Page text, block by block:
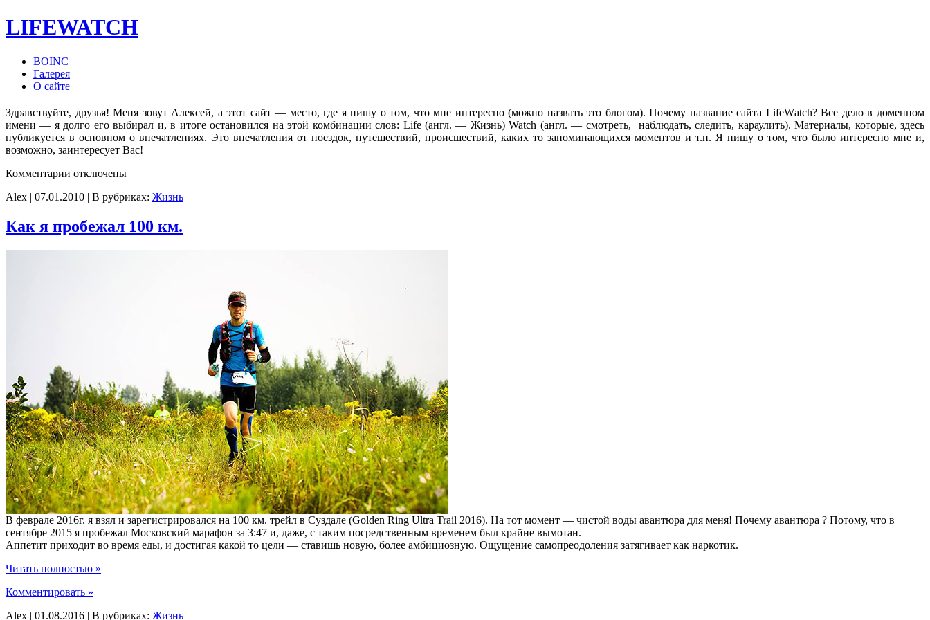
LIFEWATCH
BOINC
Галерея
О сайте
Здравствуйте, друзья! Меня зовут Алексей, а этот сайт — место, где я пишу о том, что мне интересно (можно назвать это блогом). Почему название сайта LifeWаtch? Все дело в доменном
имени — я долго его выбирал и, в итоге остановился на этой комбинации слов: Life (англ. — Жизнь) Watch (англ. — смотреть, наблюдать, следить, караулить). Материалы, которые, здесь
публикуется в основном о впечатлениях. Это впечатления от поездок, путешествий, происшествий, каких то запоминающихся моментов и т.п. Я пишу о том, что было интересно мне и,
возможно, заинтересует Вас!
Комментарии котключены
Alex | 07.01.2010 | В рубриках: Жизнь
Как я пробежал 100 км.
В феврале 2016г. я взял и зарегистрировался на 100 км. трейл в Суздале (Golden Ring Ultra Trail 2016). На тот момент — чистой воды авантюра для меня! Почему авантюра ? Потому, что в
сентябре 2015 я пробежал Московский марафон за 3:47 и, даже, с таким посредственным временем был крайне вымотан.
Аппетит приходит во время еды, и достигая какой то цели — ставишь новую, более амбициозную. Ощущение самопреодоления затягивает как наркотик.
Читать полностью »
Комментировать »
Alex | 01.08.2016 | В рубриках: Жизнь